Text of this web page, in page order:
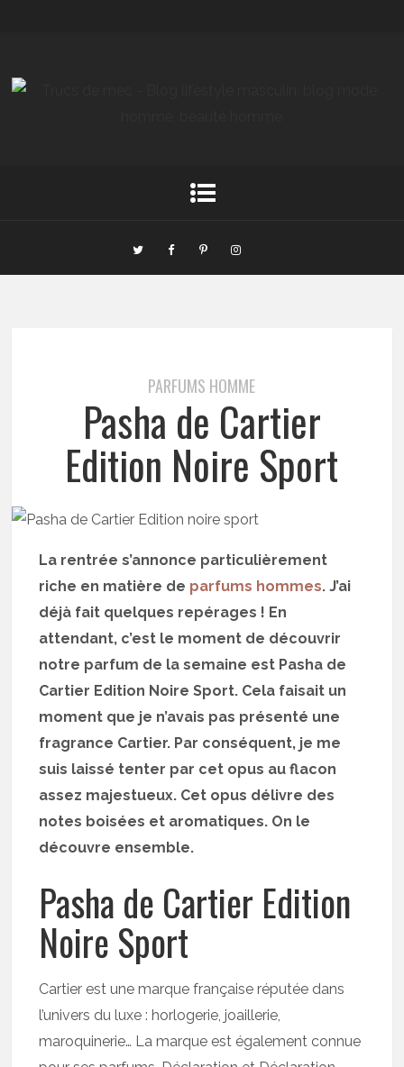
PARFUMS HOMME
Pasha de Cartier
Edition Noire Sport
La rentrée s’annonce particulièrement
riche en matière de parfums hommes. J’ai
déjà fait quelques repérages ! En
attendant, c’est le moment de découvrir
notre parfum de la semaine est Pasha de
Cartier Edition Noire Sport. Cela faisait un
moment que je n’avais pas présenté une
fragrance Cartier. Par conséquent, je me
suis laissé tenter par cet opus au flacon
assez majestueux. Cet opus délivre des
notes boisées et aromatiques. On le
découvre ensemble.
Pasha de Cartier Edition
Noire Sport
Cartier est une marque française réputée dans
l’univers du luxe : horlogerie, joaillerie,
maroquinerie… La marque est également connue